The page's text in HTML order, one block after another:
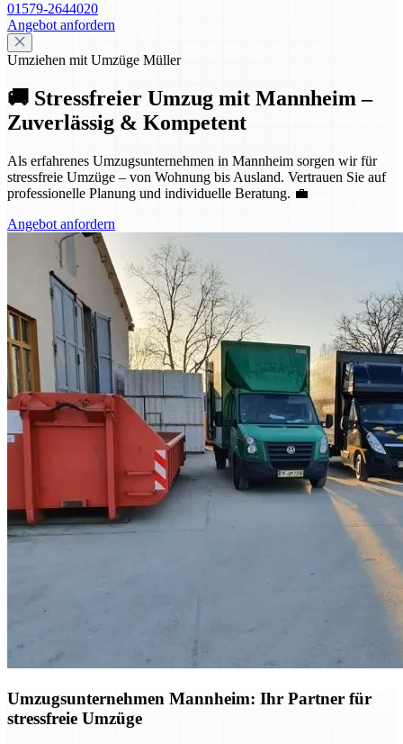
01579-2644020
Angebot anfordern
Umziehen mit Umzüge Müller
🚚 Stressfreier Umzug mit Mannheim –
Zuverlässig & Kompetent
Als erfahrenes Umzugsunternehmen in Mannheim sorgen wir für
stressfreie Umzüge – von Wohnung bis Ausland. Vertrauen Sie auf
professionelle Planung und individuelle Beratung. 💼
Angebot anfordern
Umzugsunternehmen Mannheim: Ihr Partner für
stressfreie Umzüge